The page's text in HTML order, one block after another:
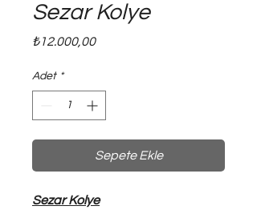
Sezar Kolye
₺12.000,00Fiyat
Adet *
Sepete Ekle
Sezar Kolye